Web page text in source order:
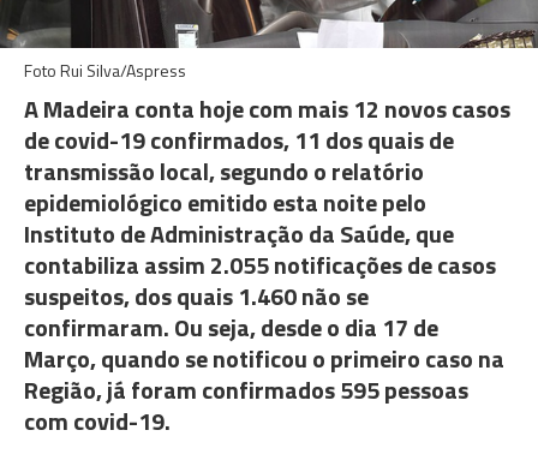
Foto Rui Silva/Aspress
A Madeira conta hoje com mais 12 novos casos
de covid-19 confirmados, 11 dos quais de
transmissão local, segundo o relatório
epidemiológico emitido esta noite pelo
Instituto de Administração da Saúde, que
contabiliza assim 2.055 notificações de casos
suspeitos, dos quais 1.460 não se
confirmaram. Ou seja, desde o dia 17 de
Março, quando se notificou o primeiro caso na
Região, já foram confirmados 595 pessoas
com covid-19.